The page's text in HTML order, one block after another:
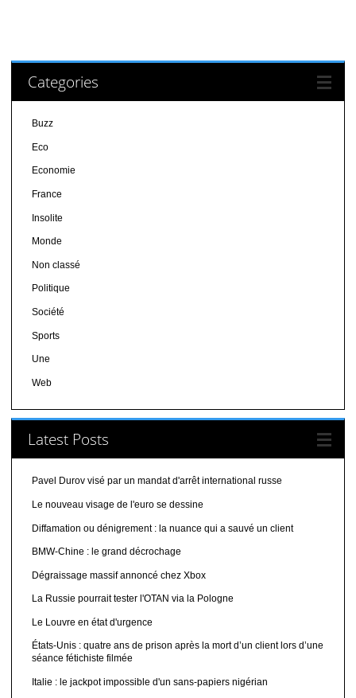
Categories
Buzz
Eco
Economie
France
Insolite
Monde
Non classé
Politique
Société
Sports
Une
Web
Latest Posts
Pavel Durov visé par un mandat d'arrêt international russe
Le nouveau visage de l'euro se dessine
Diffamation ou dénigrement : la nuance qui a sauvé un client
BMW-Chine : le grand décrochage
Dégraissage massif annoncé chez Xbox
La Russie pourrait tester l'OTAN via la Pologne
Le Louvre en état d'urgence
États-Unis : quatre ans de prison après la mort d’un client lors d’une
séance fétichiste filmée
Italie : le jackpot impossible d'un sans-papiers nigérian